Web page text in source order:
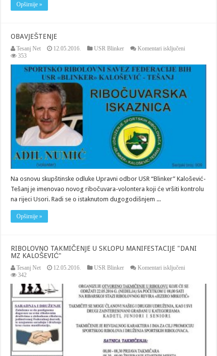
Opširnije »
OBAVJEŠTENJE
Tesanj Net 12.05.2016. USR Blinker Komentari isključeni
353
Na osnovu skupštinske odluke Upravni odbor USR “Blinker” Kalošević-
Tešanj je imenovao novog ribočuvara-volontera koji će vršiti kontrolu
na rijeci Usori. Radi se o istaknutom dugogodišnjem ...
Opširnije »
RIBOLOVNO TAKMIČENJE U SKLOPU MANIFESTACIJE "DANI
MZ KALOŠEVIĆ"
Tesanj Net 12.05.2016. USR Blinker Komentari isključeni
U
SKLOPU
342